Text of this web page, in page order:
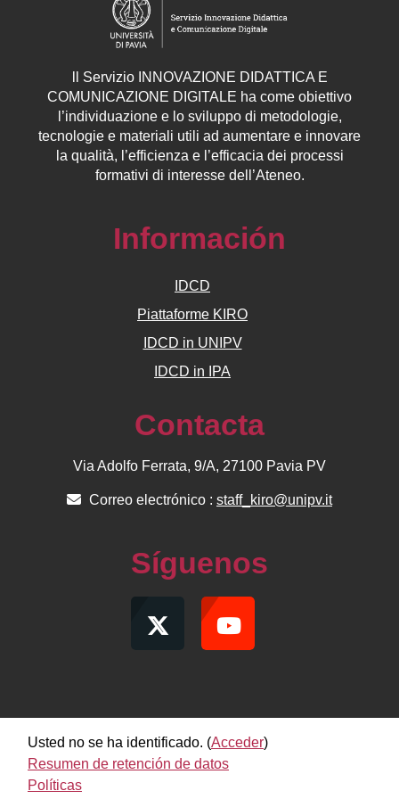
Servizio INNOVAZIONE DIDATTICA E
COMUNICAZIONE DIGITALE ha come obiettivo
l’individuazione e lo sviluppo di metodologie,
tecnologie e materiali utili ad aumentare e innovare
la qualità, l’efficienza e l’efficacia dei processi
formativi di interesse dell’Ateneo.
Información
IDCD
Piattaforme KIRO
IDCD in UNIPV
IDCD in IPA
Contacta
Via Adolfo Ferrata, 9/A, 27100 Pavia PV
Correo electrónico : staff_kiro@unipv.it
Síguenos
Usted no se ha identificado. (Acceder)
Resumen de retención de datos
Políticas